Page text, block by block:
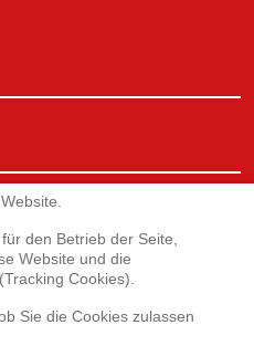
den Betrieb der Seite,
Website und die
Cookies).
Sie die Cookies zulassen